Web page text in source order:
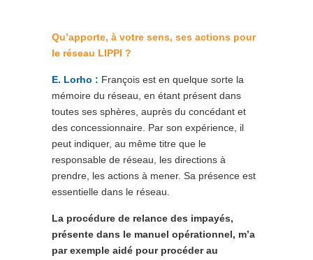
Qu’apporte, à votre sens, ses actions pour
le réseau LIPPI ?
E. Lorho : François est en quelque sorte la
mémoire du réseau, en étant présent dans
toutes ses sphères, auprès du concédant et
des concessionnaire. Par son expérience, il
peut indiquer, au même titre que le
responsable de réseau, les directions à
prendre, les actions à mener. Sa présence est
essentielle dans le réseau.
La procédure de relance des impayés,
présente dans le manuel opérationnel, m’a
par exemple aidé pour procéder au